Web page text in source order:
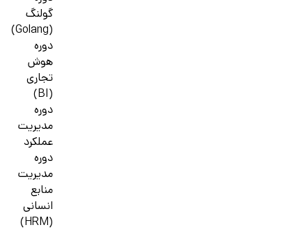
گولنگ
(Golang)
دوره
هوش
تجاری
(BI)
دوره
مدیریت
عملکرد
دوره
مدیریت
منابع
انسانی
(HRM)